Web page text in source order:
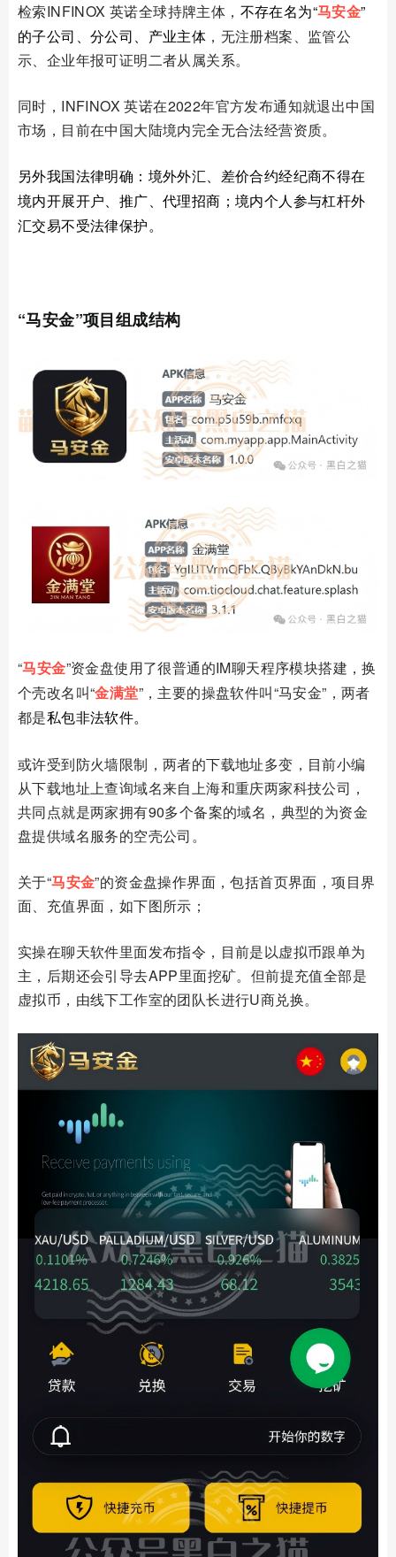
检索INFINOX 英诺全球持牌主体 ， 不存在名为“马安金”
的子公司、分公司、产业主体 ，无注册档案、监管公
示、企业年报可证明二者从属关系。
同时，INFINOX 英诺在2022年官方发布通知就退出中国
市场，目前在中国大陆境内完全无合法经营资质。
另外我国法律明确：境外外汇、差价合约经纪商不得在
境内开展开户、推广、代理招商；境内个人参与杠杆外
汇交易不受法律保护。
“马安金”项目组成结构
“马安金”资金盘使用了很普通的IM聊天程序模块搭建，换
个壳改名叫“金满堂”，主要的操盘软件叫“马安金”，两者
都是私包非法软件。
或许受到防火墙限制，两者的下载地址多变，目前小编
从下载地址上查询域名来自上海和重庆两家科技公司，
共同点就是两家拥有90多个备案的域名，典型的为资金
盘提供域名服务的空壳公司。
关于“马安金”的资金盘操作界面，包括首页界面，项目界
面、充值界面， 如下图所示；
实操在聊天软件里面发布指令，目前是以虚拟币跟单为
主，后期还会引导去APP里面挖矿。但前提充值全部是
虚拟币，由线下工作室的团队长进行U商兑换。